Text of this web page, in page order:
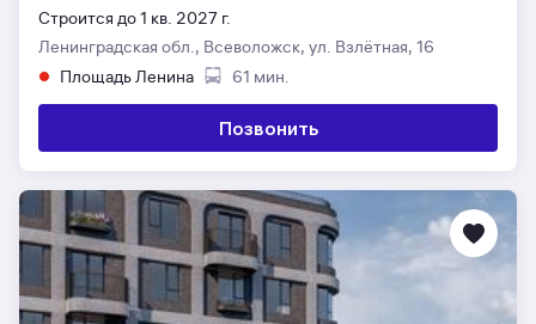
Строится до 1 кв. 2027 г.
Ленинградская обл., Всеволожск, ул. Взлётная, 16
Площадь Ленина
61 мин.
Позвонить